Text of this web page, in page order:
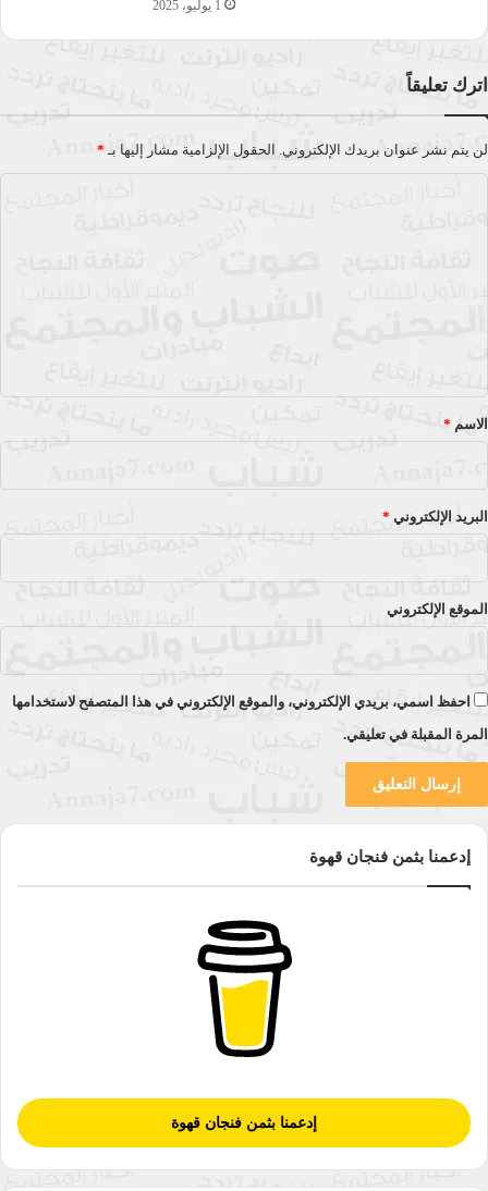
1 يوليو، 2025
اترك تعليقاً
لن يتم نشر عنوان بريدك الإلكتروني. الحقول الإلزامية مشار إليها بـ *
*
الاسم *
البريد الإلكتروني *
الموقع الإلكتروني
احفظ اسمي، بريدي الإلكتروني، والموقع الإلكتروني في هذا المتصفح لاستخدامها
المرة المقبلة في تعليقي.
إدعمنا بثمن فنجان قهوة
إدعمنا بثمن فنجان قهوة